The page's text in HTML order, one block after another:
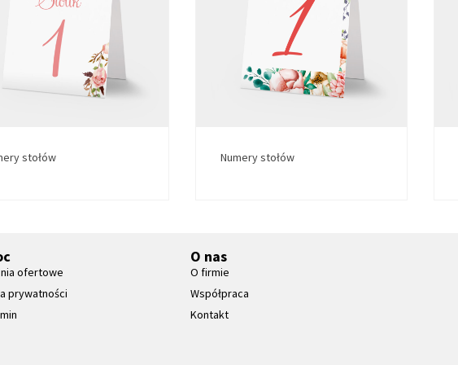
stołów Numery stołów
ofertowe
prywatności
O nas
O firmie
Współpraca
Kontakt